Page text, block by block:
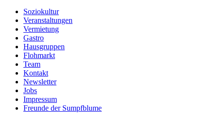
Soziokultur
Veranstaltungen
Vermietung
Gastro
Hausgruppen
Flohmarkt
Team
Kontakt
Newsletter
Jobs
Impressum
Freunde der Sumpfblume